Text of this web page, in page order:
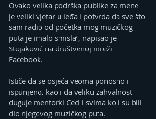
Ovako velika podrška publike za mene
je veliki vjetar u leđa i potvrda da sve što
sam radio od početka mog muzičkog
puta je imalo smisla”, napisao je
Stojaković na društvenoj mreži
Facebook.
Ističe da se osjeća veoma ponosno i
ispunjeno, kao i da veliku zahvalnost
duguje mentorki Ceci i svima koji su bili
dio njegovog muzičkog puta.